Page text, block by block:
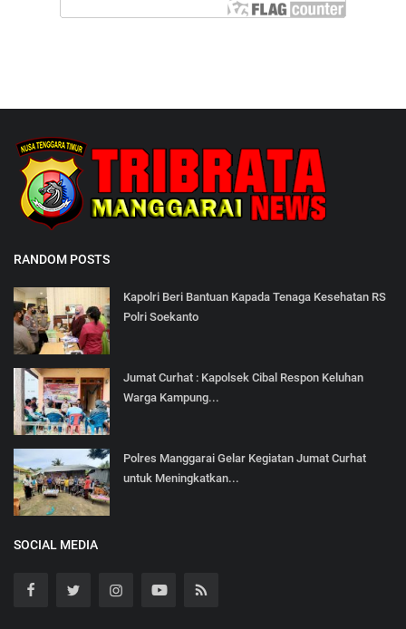
RANDOM POSTS
Kapolri Beri Bantuan Kapada Tenaga Kesehatan RS
Polri Soekanto
Jumat Curhat : Kapolsek Cibal Respon Keluhan
Warga Kampung...
Polres Manggarai Gelar Kegiatan Jumat Curhat
untuk Meningkatkan...
SOCIAL MEDIA